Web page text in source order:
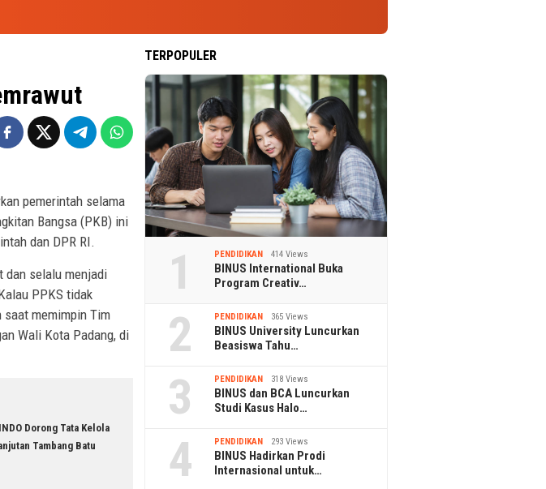
pemerintah selama
Bangsa (PKB) ini
dan DPR RI.
dan selalu menjadi
PPKS tidak
saat memimpin Tim
Wali Kota Padang, di
Dorong Tata Kelola
Tambang Batu
TERPOPULER
1 PENDIDIKAN 414 Views
BINUS International Buka
Program Creativ…
2 PENDIDIKAN 365 Views
BINUS University Luncurkan
Beasiswa Tahu…
3 PENDIDIKAN 318 Views
BINUS dan BCA Luncurkan
Studi Kasus Halo…
4 PENDIDIKAN 293 Views
BINUS Hadirkan Prodi
Internasional untuk…